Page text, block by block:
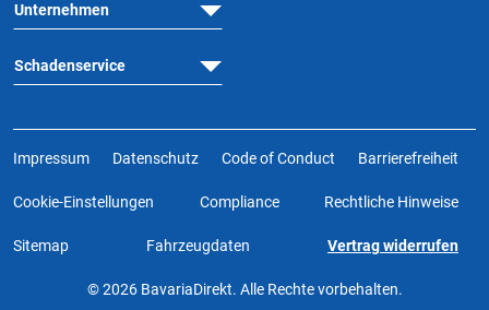
Unternehmen
Schadenservice
Impressum Datenschutz Code of Conduct Barrierefreiheit
Cookie-Einstellungen Compliance Rechtliche Hinweise
Sitemap Fahrzeugdaten Vertrag widerrufen
© 2026 BavariaDirekt. Alle Rechte vorbehalten.